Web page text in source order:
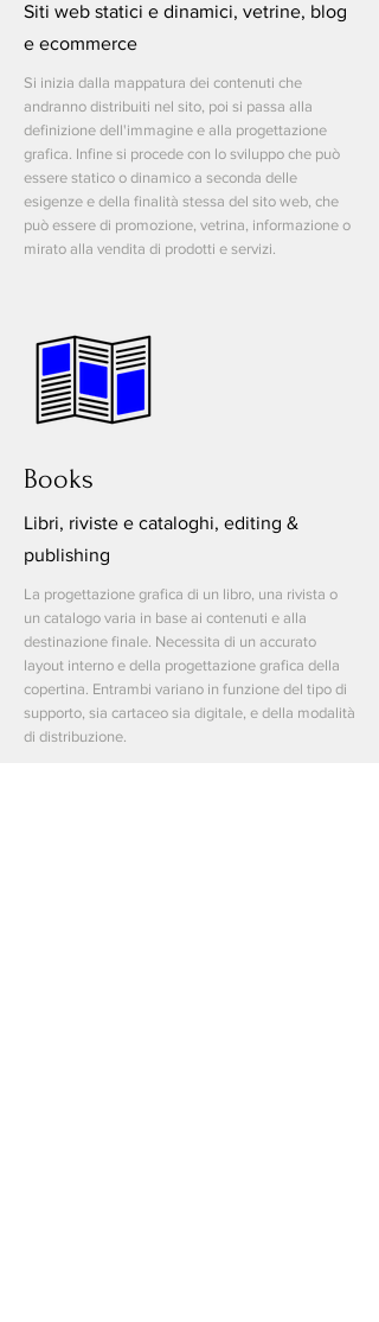
Siti web statici e dinamici, vetrine, blog
e ecommerce
Si inizia dalla mappatura dei contenuti che
andranno distribuiti nel sito, poi si passa alla
definizione dell'immagine e alla progettazione
grafica. Infine si procede con lo sviluppo che può
essere statico o dinamico a seconda delle
esigenze e della finalità stessa del sito web, che
può essere di promozione, vetrina, informazione o
mirato alla vendita di prodotti e servizi.
Books
Libri, riviste e cataloghi, editing &
publishing
La progettazione grafica di un libro, una rivista o
un catalogo varia in base ai contenuti e alla
destinazione finale. Necessita di un accurato
layout interno e della progettazione grafica della
copertina. Entrambi variano in funzione del tipo di
supporto, sia cartaceo sia digitale, e della modalità
di distribuzione.